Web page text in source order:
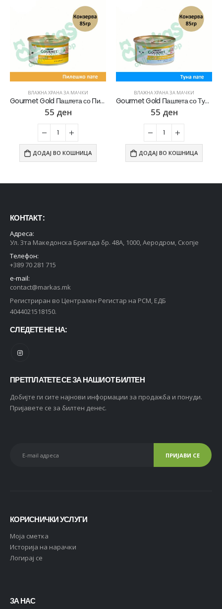
ВЛАЖНА ХРАНА ЗА МАЧКИ
Gourmet Gold Паштета со Пилешко [Конзерва 85гр]
55 ден
ДОДАЈ ВО КОШНИЦА
ВЛАЖНА ХРАНА ЗА МАЧКИ
Gourmet Gold Паштета со Туна [Конзерва 85гр]
55 ден
ДОДАЈ ВО КОШНИЦА
КОНТАКТ :
Адреса:
Ул. 3та Македонска Бригада бр. 48А, 1000, Аеродром, Скопје
Телефон:
+389 70 281 715
e-mail:
contact@markas.mk
Регистриран во Централен Регистар на РСМ, ЕДБ
4044021518150.
СЛЕДЕТЕ НЕ НА:
ПРЕТПЛАТЕТЕ СЕ ЗА НАШИОТ БИЛТЕН
Добијте ги сите најнови информации за продажба и понуди.
Пријавете се за билтен денес.
КОРИСНИЧКИ УСЛУГИ
Moja сметка
Историја на нарачки
Логирај се
ЗА НАС